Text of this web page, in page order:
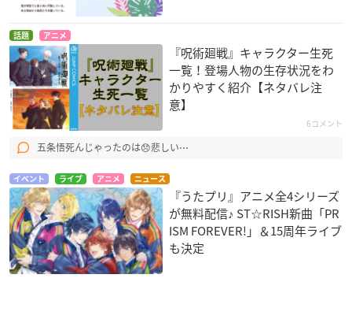
話題 アニメ
『呪術廻戦』キャラクター生死
一覧！登場人物の生存状況をわ
かりやすく紹介【ネタバレ注
意】
6コメント
五条悟死んじゃったのは😞悲しい⋯
イベント ライブ アニメ ニュース
『うたプリ』アニメ全4シリーズ
が無料配信♪ ST☆RISH新曲「PR
ISM FOREVER!」＆15周年ライブ
も決定